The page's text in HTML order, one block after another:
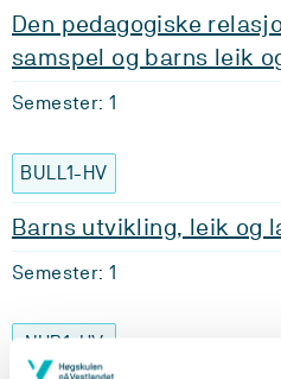
Den pedagogiske
samspel og barns leik
Semester: 1
BULL1-HV
Barns utvikling, leik og
Semester: 1
NHB1-HV